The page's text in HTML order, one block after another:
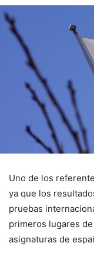
Uno de los
ya que los
pruebas
primeros lugares
asignaturas de